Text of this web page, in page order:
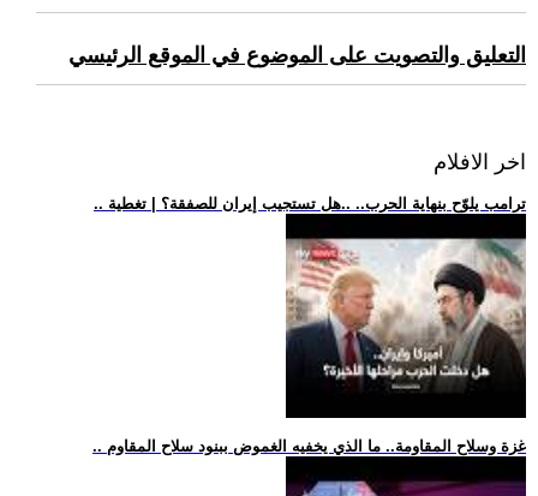
التعليق والتصويت على الموضوع في الموقع الرئيسي
اخر الافلام
.. ترامب يلوّح بنهاية الحرب.. ..هل تستجيب إيران للصفقة؟ | تغطية
.. غزة وسلاح المقاومة.. ما الذي يخفيه الغموض ببنود سلاح المقاوم